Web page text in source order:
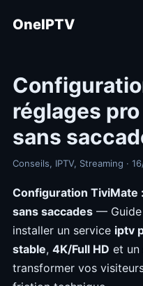
OneIPTV
réglages
sans
Conseils, IPTV, Streaming ·
Configuration TiviMate
sans saccades — Guide
installer un service iptv
stable, 4K/Full HD et un
transformer vos